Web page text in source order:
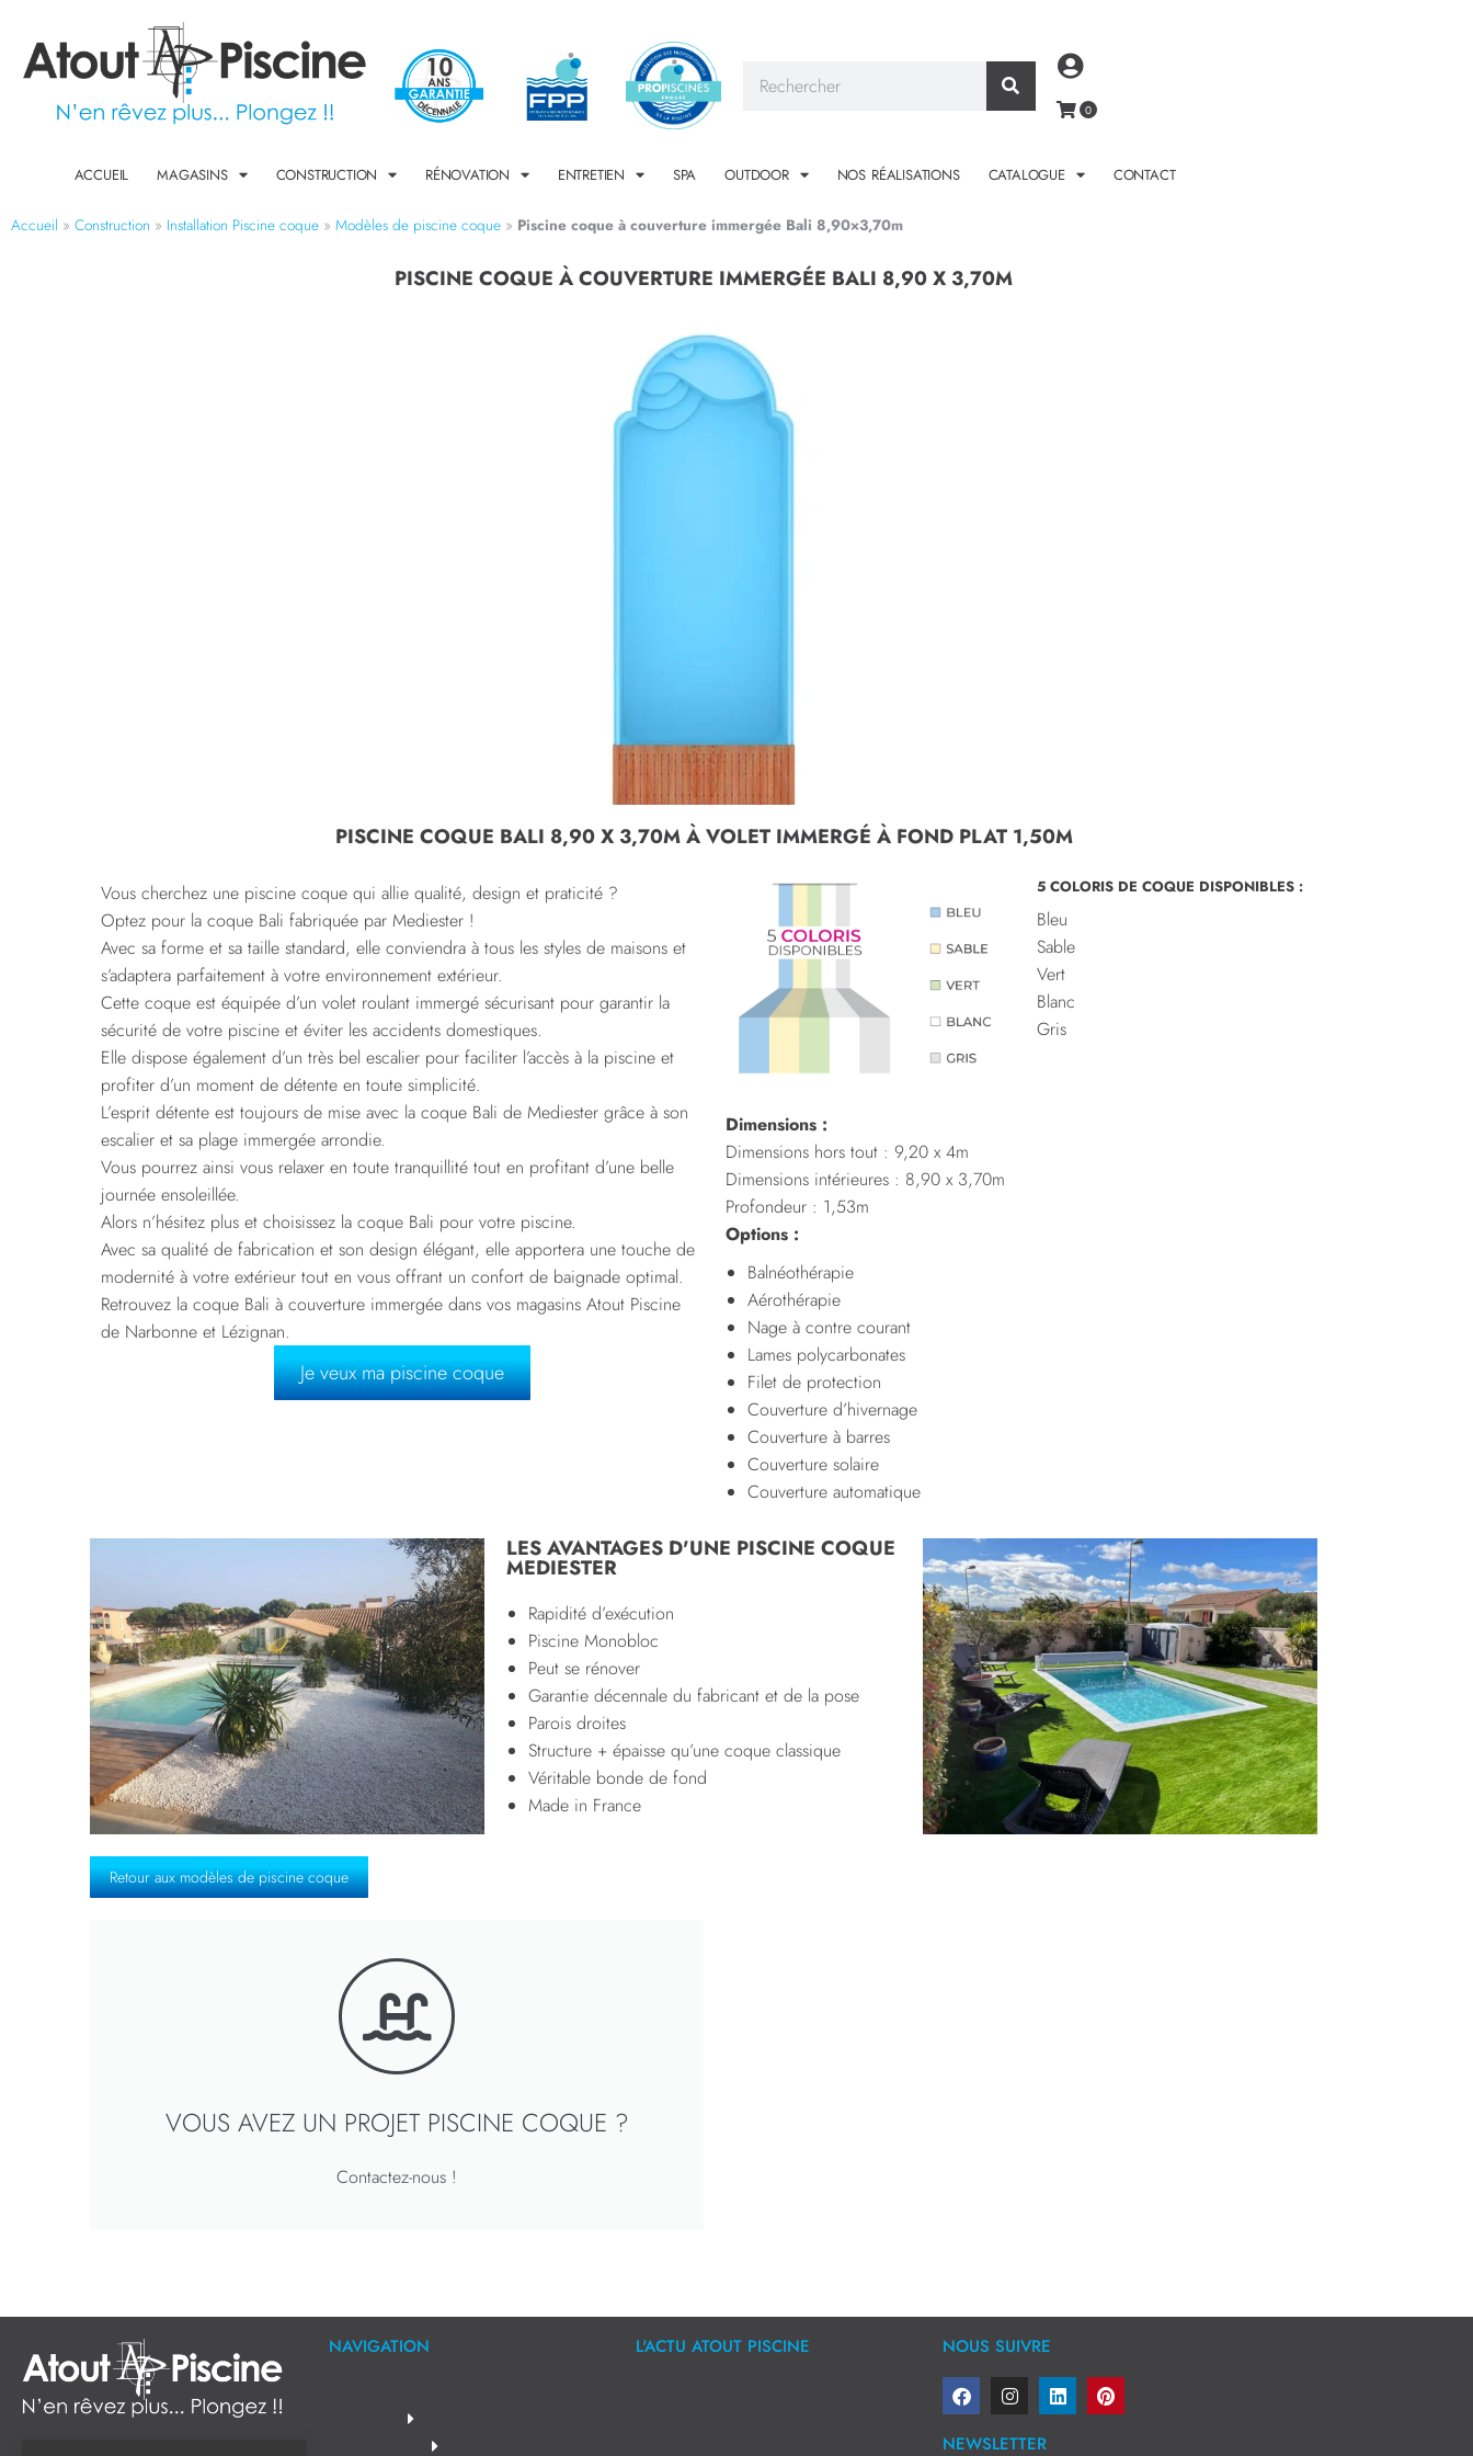
ACCUEIL MAGASINS CONSTRUCTION RÉNOVATION ENTRETIEN SPA OUTDOOR NOS RÉALISATIONS CATALOGUE CONTACT
Accueil » Construction » Installation Piscine coque » Modèles de piscine coque » Piscine coque à couverture immergée Bali 8,90×3,70m
PISCINE COQUE À COUVERTURE IMMERGÉE BALI 8,90 X 3,70M
PISCINE COQUE BALI 8,90 X 3,70M À VOLET IMMERGÉ À FOND PLAT 1,50M
Vous cherchez une piscine coque qui allie qualité, design et praticité ?
Optez pour la coque Bali fabriquée par Mediester !
Avec sa forme et sa taille standard, elle conviendra à tous les styles de maisons et
s’adaptera parfaitement à votre environnement extérieur.
Cette coque est équipée d’un volet roulant immergé sécurisant pour garantir la
sécurité de votre piscine et éviter les accidents domestiques.
Elle dispose également d’un très bel escalier pour faciliter l’accès à la piscine et
profiter d’un moment de détente en toute simplicité.
L’esprit détente est toujours de mise avec la coque Bali de Mediester grâce à son
escalier et sa plage immergée arrondie.
Vous pourrez ainsi vous relaxer en toute tranquillité tout en profitant d’une belle
journée ensoleillée.
Alors n’hésitez plus et choisissez la coque Bali pour votre piscine.
Avec sa qualité de fabrication et son design élégant, elle apportera une touche de
modernité à votre extérieur tout en vous offrant un confort de baignade optimal.
Retrouvez la coque Bali à couverture immergée dans vos magasins Atout Piscine
de Narbonne et Lézignan.
Je veux ma piscine coque
5 COLORIS DE COQUE DISPONIBLES :
Bleu
Sable
Vert
Blanc
Gris
Dimensions :
Dimensions hors tout : 9,20 x 4m
Dimensions intérieures : 8,90 x 3,70m
Profondeur : 1,53m
Options :
Balnéothérapie
Aérothérapie
Nage à contre courant
Lames polycarbonates
Filet de protection
Couverture d’hivernage
Couverture à barres
Couverture solaire
Couverture automatique
LES AVANTAGES D'UNE PISCINE COQUE
MEDIESTER
Rapidité d’exécution
Piscine Monobloc
Peut se rénover
Garantie décennale du fabricant et de la pose
Parois droites
Structure + épaisse qu’une coque classique
Véritable bonde de fond
Made in France
Retour aux modèles de piscine coque
VOUS AVEZ UN PROJET PISCINE COQUE ?
Contactez-nous !
NAVIGATION L'ACTU ATOUT PISCINE NOUS SUIVRE
NEWSLETTER